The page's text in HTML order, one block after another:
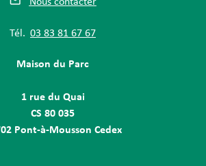
Nous contacter
Tél. 03 83 81 67 67
Maison du Parc
1 rue du Quai
CS 80 035
Pont-à-Mousson Cedex